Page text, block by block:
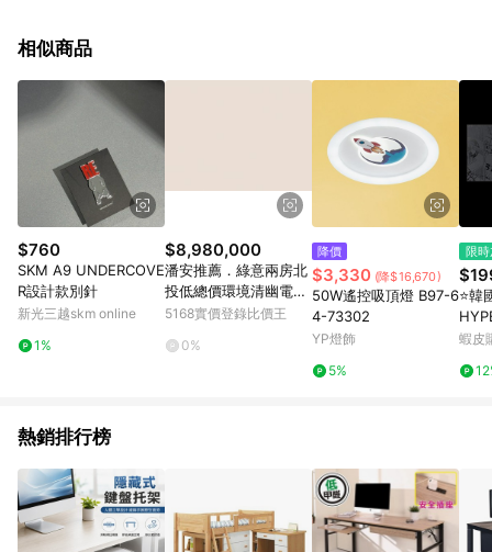
相似商品
$760
SKM A9 UNDERCOVE
R設計款別針
新光三越skm online
1%
$8,980,000
潘安推薦．綠意兩房北
投低總價環境清幽電梯
美宅｜台北市北投區溫
5168實價登錄比價王
0%
降價
$3,330 (降$16,670)
50W遙控吸頂燈 B97-6
4-73302
YP燈飾
5%
限
⭐韓
n 符
蝦皮
熱銷排行榜